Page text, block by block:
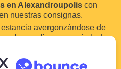
en Alexandroupolis con
nuestras consignas.
avergonzándose de
es una ciudad
profesionales del turismo.